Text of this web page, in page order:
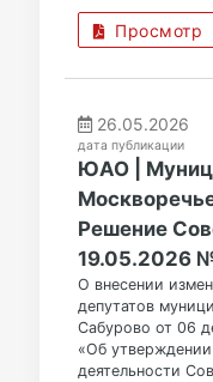
Просмотр
26.05.2026
дата публикации
ЮАО |
Решение
19.05.2026
О внесении
депутатов
Сабурово от 06
«Об
деятельности